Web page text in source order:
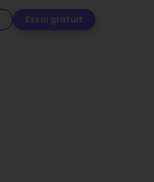
Essai gratuit